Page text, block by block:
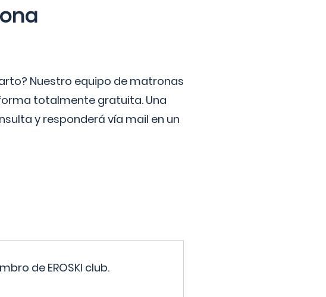
Nuestro equipo de matronas
totalmente gratuita. Una
y responderá vía mail en un
de EROSKI club.